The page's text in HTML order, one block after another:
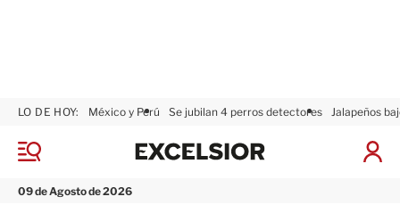
M
n
09 de Agosto de 2026
LO DE HOY: México y Perú Se jubilan 4 perros detectores Jalapeños
I
x